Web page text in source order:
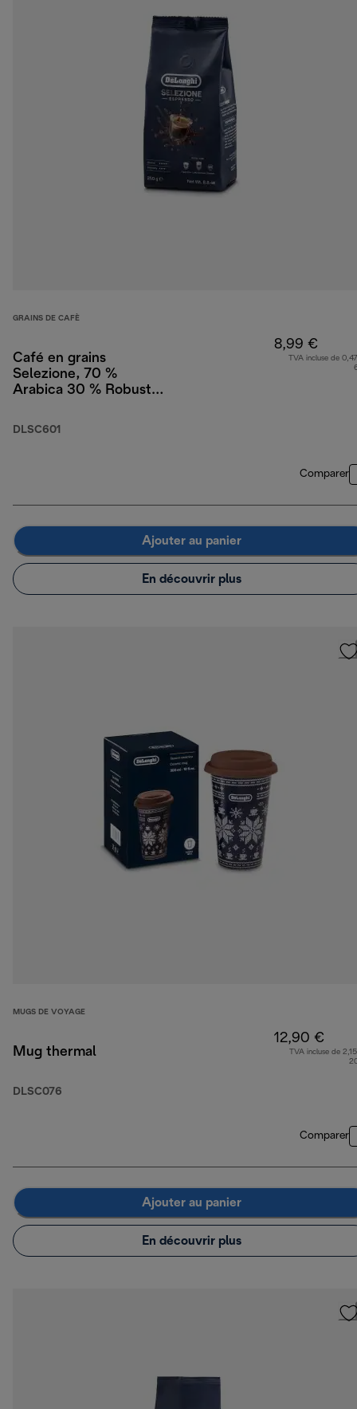
GRAINS DE CAFÈ
Café en grains
Selezione, 70 %
Arabica 30 % Robusta,
DLSC601
8,99 €
TVA incluse de
Comparer
Ajouter au panier
En découvrir plus
MUGS DE VOYAGE
Mug thermal
DLSC076
12,90 €
TVA incluse de
Comparer
Ajouter au panier
En découvrir plus